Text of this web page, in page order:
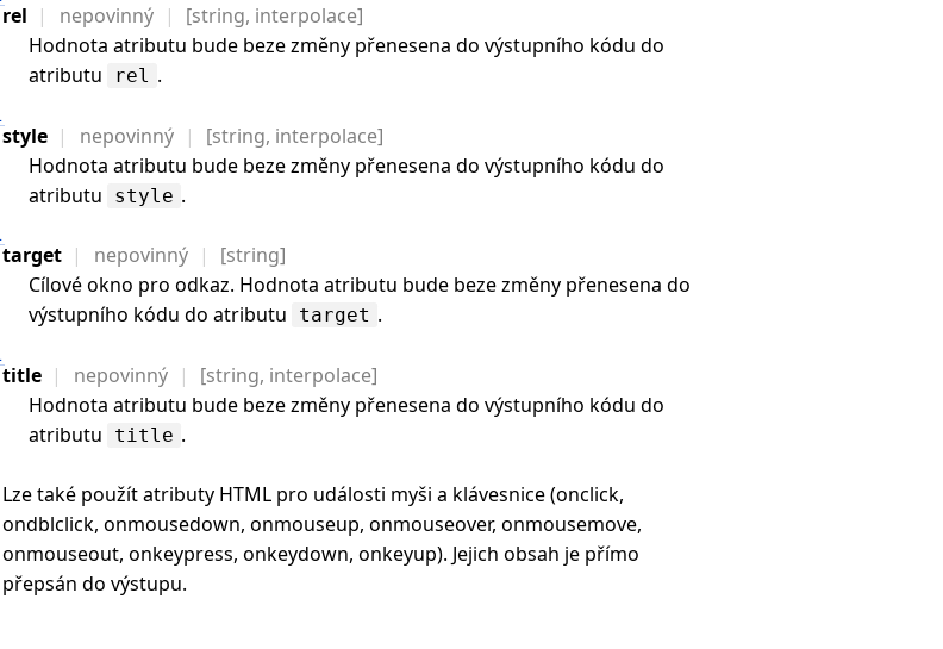
rel nepovinný
[string, interpolace]
Hodnota atributu bude beze změny přenesena do výstupního kódu do
atributu
rel .
style nepovinný
[string, interpolace]
Hodnota atributu bude beze změny přenesena do výstupního kódu do
atributu
style .
target nepovinný
[string]
Cílové okno pro odkaz. Hodnota atributu bude beze změny přenesena do
výstupního kódu do atributu
target .
title nepovinný
[string, interpolace]
Hodnota atributu bude beze změny přenesena do výstupního kódu do
atributu
title .
Lze také použít atributy HTML pro události myši a klávesnice (onclick,
ondblclick, onmousedown, onmouseup, onmouseover, onmousemove,
onmouseout, onkeypress, onkeydown, onkeyup). Jejich obsah je přímo
přepsán do výstupu.